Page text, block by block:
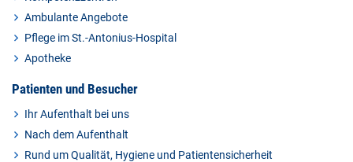
Ambulante Angebote
Pflege im St.-Antonius-Hospital
Apotheke
Patienten und Besucher
Ihr Aufenthalt bei uns
Nach dem Aufenthalt
Rund um Qualität, Hygiene und Patientensicherheit